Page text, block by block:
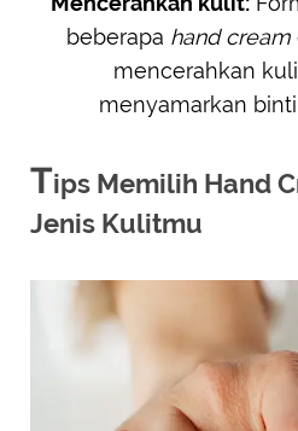
beberapa hand cream
mencerahkan
menyamarkan
Tips Memilih Hand
Jenis Kulitmu